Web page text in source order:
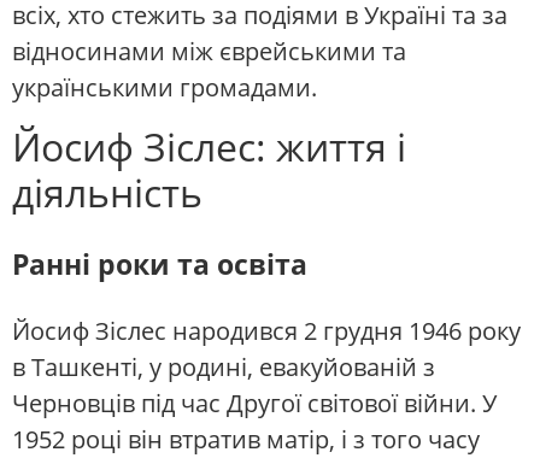
всіх, хто стежить за подіями в Україні та за
відносинами між єврейськими та
українськими громадами.
Йосиф Зіслес: життя і
діяльність
Ранні роки та освіта
Йосиф Зіслес народився 2 грудня 1946 року
в Ташкенті, у родині, евакуйованій з
Черновців під час Другої світової війни. У
1952 році він втратив матір, і з того часу